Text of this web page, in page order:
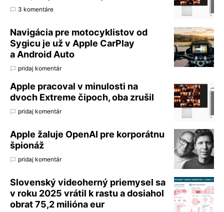
3 komentáre
Navigácia pre motocyklistov od
Sygicu je už v Apple CarPlay
a Android Auto
pridaj komentár
Apple pracoval v minulosti na
dvoch Extreme čipoch, oba zrušil
pridaj komentár
Apple žaluje OpenAI pre korporátnu
špionáž
pridaj komentár
Slovenský videoherný priemysel sa
v roku 2025 vrátil k rastu a dosiahol
obrat 75,2 milióna eur